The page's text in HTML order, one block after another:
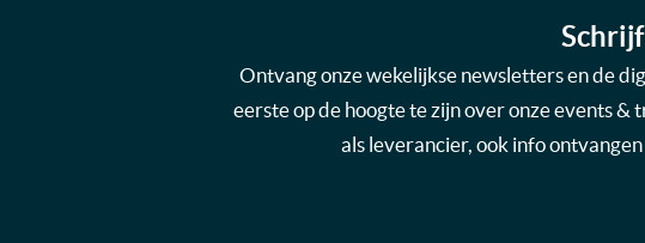
Ontvang onze wekelijkse newsletters en de
eerste op de hoogte te zijn over onze events
als leverancier, ook info